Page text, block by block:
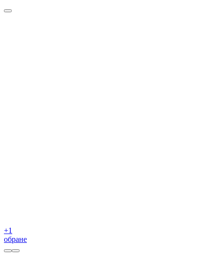
+1
обране